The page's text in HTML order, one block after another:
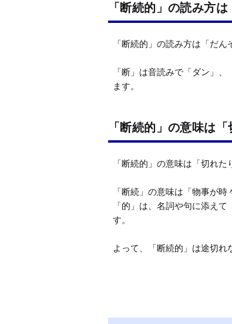
「断続的」の読み方は
「断続的」の読み方は「だん
「断」は音読みで「ダン」
ます。
「断続的」の意味は
「断続的」の意味は「切れた
「断続」の意味は「物事が時
「的」は、名詞や句に添え
す。
よって、「断続的」は途切れ